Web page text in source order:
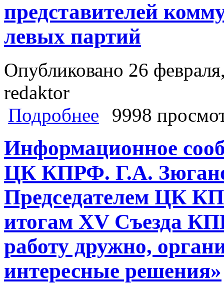
представителей
левых партий
Опубликовано 26
redaktor
Подробнее о За социализм XXI века!
коммунистических, рабочих и
9998
Информационное
ЦК КПРФ. Г.А.
Председателем ЦК
итогам XV Съезда
работу дружно,
интересные решения»